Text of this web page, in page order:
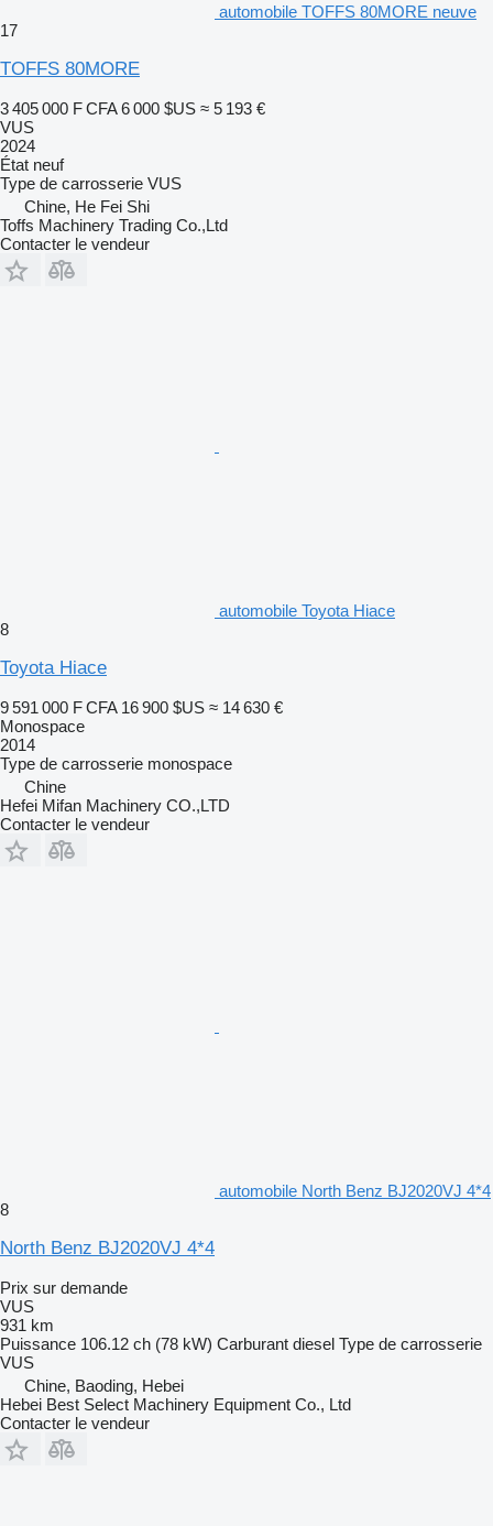
automobile TOFFS 80MORE neuve
17
TOFFS 80MORE
3 405 000 F CFA 6 000 $US ≈ 5 193 €
VUS
2024
État neuf
Type de carrosserie VUS
Chine, He Fei Shi
Toffs Machinery Trading Co.,Ltd
Contacter le vendeur
automobile Toyota Hiace
8
Toyota Hiace
9 591 000 F CFA 16 900 $US ≈ 14 630 €
Monospace
2014
Type de carrosserie monospace
Chine
Hefei Mifan Machinery CO.,LTD
Contacter le vendeur
automobile North Benz BJ2020VJ 4*4
8
North Benz BJ2020VJ 4*4
Prix sur demande
VUS
931 km
Puissance 106.12 ch (78 kW) Carburant diesel Type de carrosserie
VUS
Chine, Baoding, Hebei
Hebei Best Select Machinery Equipment Co., Ltd
Contacter le vendeur